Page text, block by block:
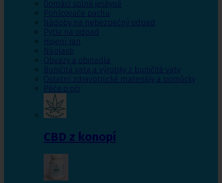
Domácí solné jeskyně
Pohlcovače pachu
Nádoby na nebezpečný odpad
Pytle na odpad
Hojení ran
Náplasti
Obvazy a obinadla
Buničitá vata a výrobky z buničité vaty
Ostatní zdravotnické materiály a pomůcky
Péče o oči
CBD z konopí